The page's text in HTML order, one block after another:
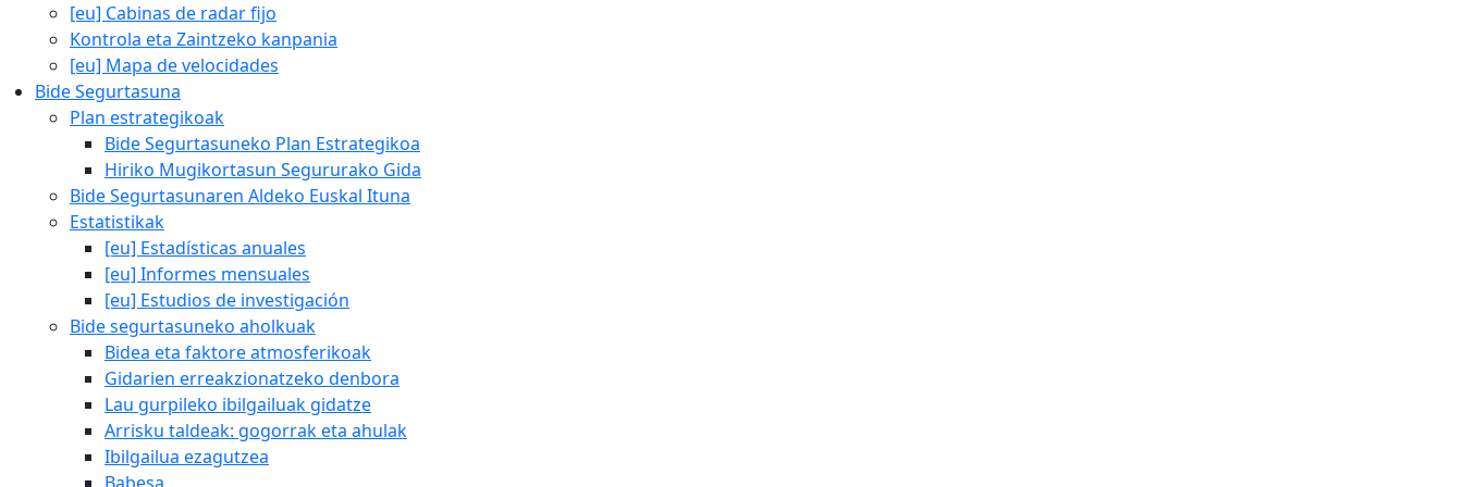
[eu] Cabinas de radar fijo
Kontrola eta Zaintzeko kanpania
[eu] Mapa de velocidades
Bide Segurtasuna
Plan estrategikoak
Bide Segurtasuneko Plan Estrategikoa
Hiriko Mugikortasun Segururako Gida
Bide Segurtasunaren Aldeko Euskal Ituna
Estatistikak
[eu] Estadísticas anuales
[eu] Informes mensuales
[eu] Estudios de investigación
Bide segurtasuneko aholkuak
Bidea eta faktore atmosferikoak
Gidarien erreakzionatzeko denbora
Lau gurpileko ibilgailuak gidatze
Arrisku taldeak: gogorrak eta ahulak
Ibilgailua ezagutzea